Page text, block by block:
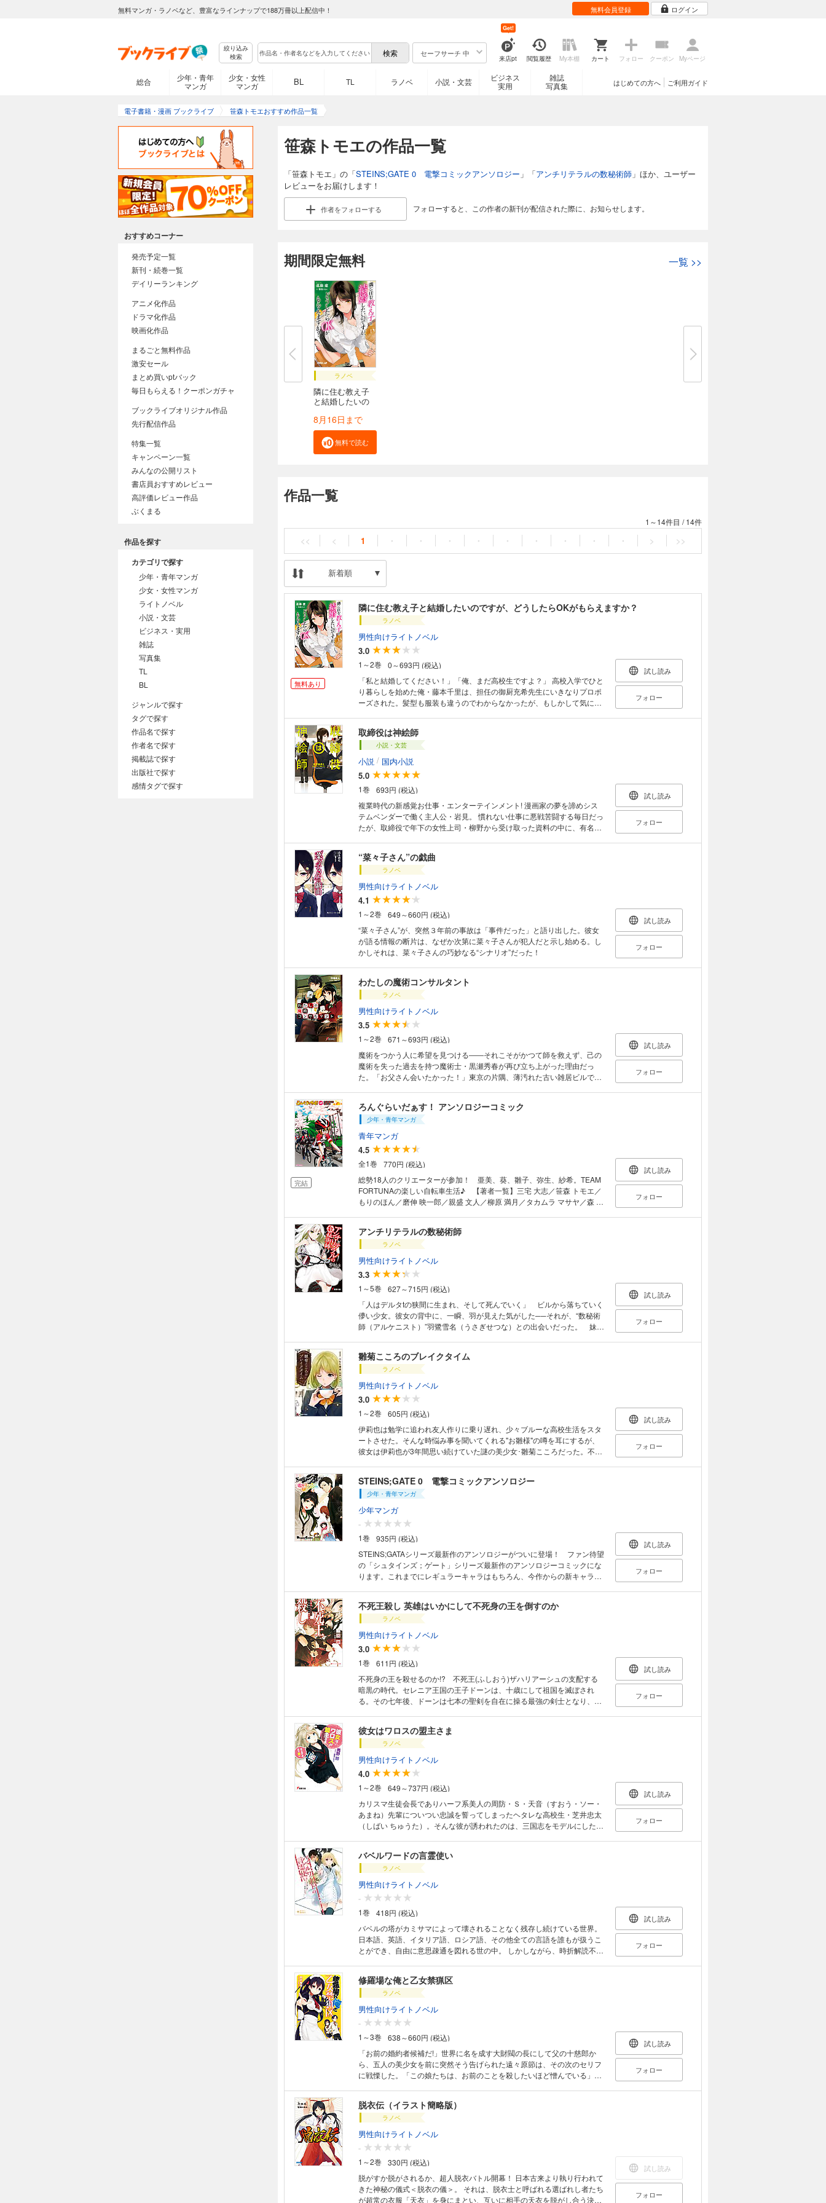
無料マンガ・ラノベなど、豊富なラインナップで188万冊以上配信中！ 無料会員登録 ログイン
絞り込み
検索
セーフサーチ 中
来店pt
Get!
閲覧履歴 My本棚 カート フォロー クーポン Myページ
総合
少年・青年
マンガ
少女・女性
マンガ
BL TL ラノベ 小説・文芸
ビジネス
実用
雑誌
写真集
ご利用ガイド
はじめての方へ
電子書籍・漫画 ブックライブ 笹森トモエおすすめ作品一覧
笹森トモエの作品一覧
「笹森トモエ」の「STEINS;GATE 0 電撃コミックアンソロジー 」「アンチリテラルの数秘術師 」ほか、ユーザー
レビューをお届けします！
作者をフォローする フォローすると、この作者の新刊が配信された際に、お知らせします。
期間限定無料 一覧 >>
ラノベ
隣に住む教え子
と結婚したいの
8月16日まで
無料で読む
作品一覧
1～14件目 /14件
<< < 1 ・ ・ ・ ・ ・ ・ ・ ・ ・ > >>
新着順
無料あり
隣に住む教え子と結婚したいのですが、どうしたらOKがもらえますか？
ラノベ
男性向けライトノベル
3.0
1～2巻
0～693円 (税込)
「私と結婚してください！」「俺、まだ高校生ですよ？」 高校入学でひと
り暮らしを始めた俺・藤本千里は、担任の御厨充希先生にいきなりプロポ
ーズされた。髪型も服装も違うのでわからなかったが、もしかして気にな
ら」「は？」 朝も夜も隣から俺の部屋に押しかけてくるし、学校でも隙あ
らばグイグイきて!? クラスの女子にもバレそうなんだけど――先生、俺
と本気で結婚するつもりですか!? 美人で年上で甘々な先生と隣に住む男
子高校生のイチャラブコメディ！
試し読み
フォロー
取締役は神絵師
小説・文芸
小説 / 国内小説
5.0
1巻
693円 (税込)
複業時代の新感覚お仕事・エンターテインメント! 漫画家の夢を諦めシス
テムベンダーで働く主人公・岩見。 慣れない仕事に悪戦苦闘する毎日だっ
たが、取締役で年下の女性上司・柳野から受け取った資料の中に、有名絵
しい道を選んだ柳野と、かつて夢を諦め、後悔しながら生きる岩見。 二人
の行く末に待ち受けるのは……?
試し読み
フォロー
“菜々子さん”の戯曲
ラノベ
男性向けライトノベル
4.1
1～2巻
649～660円 (税込)
“菜々子さん”が、突然３年前の事故は「事件だった」と語り出した。彼女
が語る情報の断片は、なぜか次第に菜々子さんが犯人だと示し始める。し
かしそれは、菜々子さんの巧妙なる“シナリオ”だった！
試し読み
フォロー
わたしの魔術コンサルタント
ラノベ
男性向けライトノベル
3.5
1～2巻
671～693円 (税込)
魔術をつかう人に希望を見つける――それこそがかつて師を救えず、己の
魔術を失った過去を持つ魔術士・黒瀬秀春が再び立ち上がった理由だっ
た。「お父さん会いたかった！」東京の片隅、薄汚れた古い雑居ビルで魔
「魔術は、唯一のつながりなんです」魔術の才に愛されながらも、魔術に
よって家族を奪われた少女ヒナコ。「奇跡に見合う努力はしてきた」絶望
と喪失の果て、秀春だけが見つけ出した可能性という新たな未来。東京で
出会った二人が織り成す魔術と居場所の物語。
試し読み
フォロー
完結
ろんぐらいだぁす！ アンソロジーコミック
少年・青年マンガ
青年マンガ
4.5
全1巻
770円 (税込)
総勢18人のクリエーターが参加！ 亜美、葵、雛子、弥生、紗希。TEAM
FORTUNAの楽しい自転車生活♪ 【著者一覧】三宅 大志／笹森 トモエ／
もりのほん／磨伸 映一郎／親盛 文人／柳原 満月／タカムラ マサヤ／森 み
試し読み
フォロー
アンチリテラルの数秘術師
ラノベ
男性向けライトノベル
3.3
1～5巻
627～715円 (税込)
「人はデルタtの狭間に生まれ、そして死んでいく」 ビルから落ちていく
儚い少女。彼女の背中に、一瞬、羽が見えた気がした──それが、“数秘術
師（アルケニスト）”羽鷺雪名（うさぎせつな）との出会いだった。 妹の
数を書き換えることで奇跡を起こす能力者の雪名は、“確率”を操る怪人と
の戦いにひとり、身を投じようとしていた。“数”の異能力アクション、開
幕！
試し読み
フォロー
雛菊こころのブレイクタイム
ラノベ
男性向けライトノベル
3.0
1～2巻
605円 (税込)
伊莉也は勉学に追われ友人作りに乗り遅れ、少々ブルーな高校生活をスタ
ートさせた。そんな時悩み事を聞いてくれる"お雛様"の噂を耳にするが、
彼女は伊莉也が3年間思い続けていた謎の美少女･雛菊こころだった。不思
たちをお助けするこころのブレイクルームに珈琲の香りが広がり始める。
試し読み
フォロー
STEINS;GATE 0 電撃コミックアンソロジー
少年・青年マンガ
少年マンガ
-
1巻
935円 (税込)
STEINS;GATAシリーズ最新作のアンソロジーがついに登場！ ファン待望
の「シュタインズ；ゲート」シリーズ最新作のアンソロジーコミックにな
ります。これまでにレギュラーキャラはもちろん、今作からの新キャラも
試し読み
フォロー
不死王殺し 英雄はいかにして不死身の王を倒すのか
ラノベ
男性向けライトノベル
3.0
1巻
611円 (税込)
不死身の王を殺せるのか!? 不死王(ふしおう)ザハリアーシュの支配する
暗黒の時代。セレニア王国の王子ドーンは、十歳にして祖国を滅ぼされ
る。その七年後、ドーンは七本の聖剣を自在に操る最強の剣士となり、相
し、あまつさえ読心能力を持ち、たとえ殺されても蘇る、という不死身の
悪王を斃(たお)すことは果たして可能なのか？ ドーンとシメオンは、不
退転の覚悟を胸に“不死の謎”を追う。永遠の命の秘密とは、不死王の過去
とは、奴を斃す方法とは。 最強の剣士が仲間と共に無敵の王に挑む、謎
と剣戟(けんげき)のバトル・ファンタジー！
試し読み
フォロー
彼女はワロスの盟主さま
ラノベ
男性向けライトノベル
4.0
1～2巻
649～737円 (税込)
カリスマ生徒会長でありハーフ系美人の周防・Ｓ・天音（すおう・ソー・
あまね）先輩についつい忠誠を誓ってしまったヘタレな高校生・芝井忠太
（しばい ちゅうた）。そんな彼が誘われたのは、三国志をモデルにした
スメ」を愛でつつ、盟主の天音先輩と共に「ワロス」で天下統一を目指す
ことになるのだが……!?
試し読み
フォロー
バベルワードの言霊使い
ラノベ
男性向けライトノベル
-
1巻
418円 (税込)
バベルの塔がカミサマによって壊されることなく残存し続けている世界。
日本語、英語、イタリア語、ロシア語、その他全ての言語を誰もが扱うこ
とができ、自由に意思疎通を図れる世の中。 しかしながら、時折解読不可
その建造に伴い街は急速に発展し始めたが、 同時に言霊が巻き起こす事件
も急激に増えてきていた。 ある日創は謎の敵に襲撃されている少女マリー
ロに出会う。助けを申し出る創だったが、 マリーロはそれを必死に拒む。
彼女が背負う運命は重く悲しく、そしてこの世界を揺るがすものだっ
た…。 バベルの塔がそびえ立つ世界の中、カミサマによって仕組まれた運
命に背くため創とマリーロの＜言霊バトル＞が幕を上げる！
試し読み
フォロー
修羅場な俺と乙女禁猟区
ラノベ
男性向けライトノベル
-
1～3巻
638～660円 (税込)
「お前の婚約者候補だ!」世界に名を成す大財閥の長にして父の十慈郎か
ら、五人の美少女を前に突然そう告げられた遠々原節は、その次のセリフ
に戦慄した。「この娘たちは、お前のことを殺したいほど憎んでいる」ク
られる彼女達の求愛に、理性を保つだけで精一杯!? 魅惑のデッド・エン
ド・ハーレム開演!
試し読み
フォロー
脱衣伝（イラスト簡略版）
ラノベ
男性向けライトノベル
-
1～2巻
330円 (税込)
脱がすか脱がされるか、超人脱衣バトル開幕！ 日本古来より執り行われて
きた神秘の儀式＜脱衣の儀＞。 それは、脱衣士と呼ばれる選ばれし者たち
が超常の衣服「天衣」を身にまとい、互いに相手の天衣を脱がし合う決闘
試し読み
フォロー
おすすめコーナー
発売予定一覧
新刊・続巻一覧
デイリーランキング
アニメ化作品
ドラマ化作品
映画化作品
まるごと無料作品
激安セール
まとめ買いptバック
毎日もらえる！クーポンガチャ
ブックライブオリジナル作品
先行配信作品
特集一覧
キャンペーン一覧
みんなの公開リスト
書店員おすすめレビュー
高評価レビュー作品
ぶくまる
作品を探す
カテゴリで探す
少年・青年マンガ
少女・女性マンガ
ライトノベル
小説・文芸
ビジネス・実用
雑誌
写真集
TL
BL
ジャンルで探す
タグで探す
作品名で探す
作者名で探す
掲載誌で探す
出版社で探す
感情タグで探す